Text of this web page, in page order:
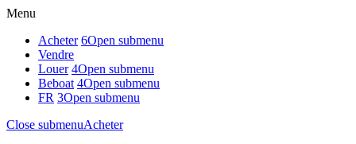
Menu
Acheter 6Open submenu
Vendre
Louer 4Open submenu
Beboat 4Open submenu
FR 3Open submenu
Close submenuAcheter